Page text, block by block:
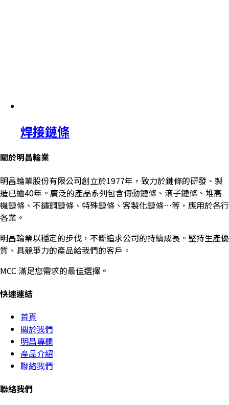
焊接鏈條
關於明昌輪業
明昌輪業股份有限公司創立於1977年，致力於鏈條的研發、製
造已逾40年。廣泛的產品系列包含傳動鏈條、滾子鏈條、堆高
機鏈條、不鏽鋼鏈條、特殊鏈條、客製化鏈條…等，應用於各行
各業。
明昌輪業以穩定的步伐，不斷追求公司的持續成長。堅持生產優
質、具競爭力的產品給我們的客戶。
MCC 滿足您需求的最佳選擇。
快速連結
首頁
關於我們
明昌專欄
產品介紹
聯絡我們
聯絡我們